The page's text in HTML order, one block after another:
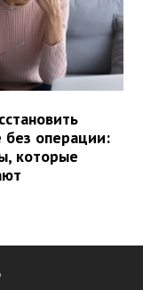
без операции:
которые